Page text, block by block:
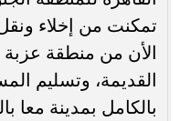
الأن من منطقة عزبة
القديمة، وتسليم
بالكامل بمدينة معا